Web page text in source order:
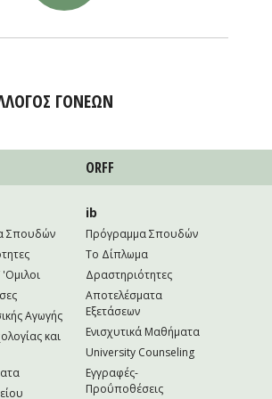
ΓΟΝΕΩΝ
ORFF
Σπουδών
Αγωγής
και
ib
Πρόγραμμα Σπουδών
Το Δίπλωμα
Δραστηριότητες
Αποτελέσματα
Εξετάσεων
Ενισχυτικά Μαθήματα
University Counseling
Εγγραφές-
Προΰποθέσεις